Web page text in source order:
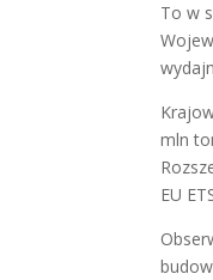
To w
mln
EU